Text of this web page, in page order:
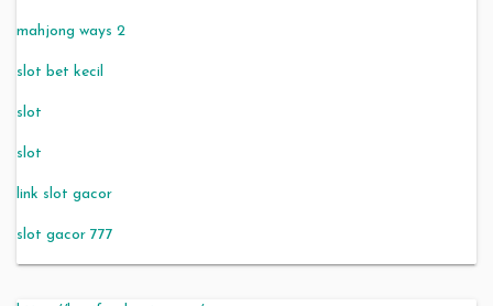
mahjong ways 2
slot bet kecil
slot
slot
link slot gacor
slot gacor 777